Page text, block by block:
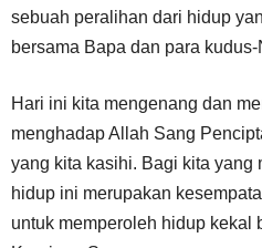
sebuah peralihan dari hidup
bersama Bapa dan para
Hari ini kita mengenang dan
menghadap Allah Sang
yang kita kasihi. Bagi kita yang
hidup ini merupakan
untuk memperoleh hidup kekal